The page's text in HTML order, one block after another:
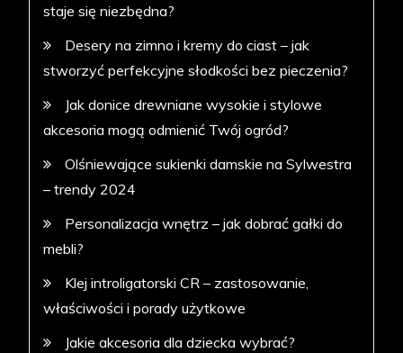
staje się niezbędna?
Desery na zimno i kremy do ciast – jak
stworzyć perfekcyjne słodkości bez pieczenia?
Jak donice drewniane wysokie i stylowe
akcesoria mogą odmienić Twój ogród?
Olśniewające sukienki damskie na Sylwestra
– trendy 2024
Personalizacja wnętrz – jak dobrać gałki do
mebli?
Klej introligatorski CR – zastosowanie,
właściwości i porady użytkowe
Jakie akcesoria dla dziecka wybrać?